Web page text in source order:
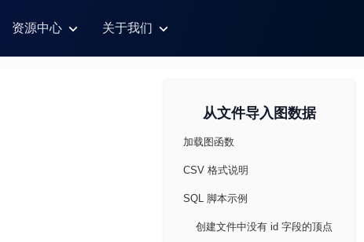
资源中心 关于我们
从文件导入图数据
加载图函数
CSV 格式说明
SQL 脚本示例
创建文件中没有 id 字段的顶点